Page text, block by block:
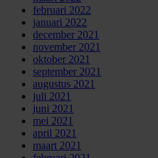
februari 2022
januari 2022
december 2021
november 2021
oktober 2021
september 2021
augustus 2021
juli 2021
juni 2021
mei 2021
april 2021
maart 2021